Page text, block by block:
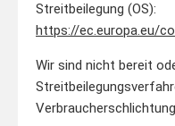
Streitbeilegung (OS):
https://ec.europa.eu/
Wir sind nicht bereit